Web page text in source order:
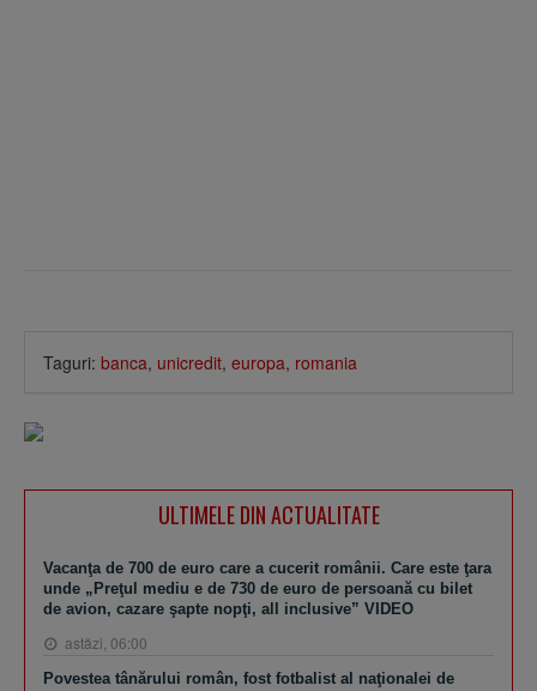
Taguri: banca, unicredit, europa, romania
ULTIMELE DIN ACTUALITATE
Vacanţa de 700 de euro care a cucerit românii. Care este ţara
unde „Preţul mediu e de 730 de euro de persoană cu bilet
de avion, cazare şapte nopţi, all inclusive” VIDEO
astăzi, 06:00
Povestea tânărului român, fost fotbalist al naţionalei de